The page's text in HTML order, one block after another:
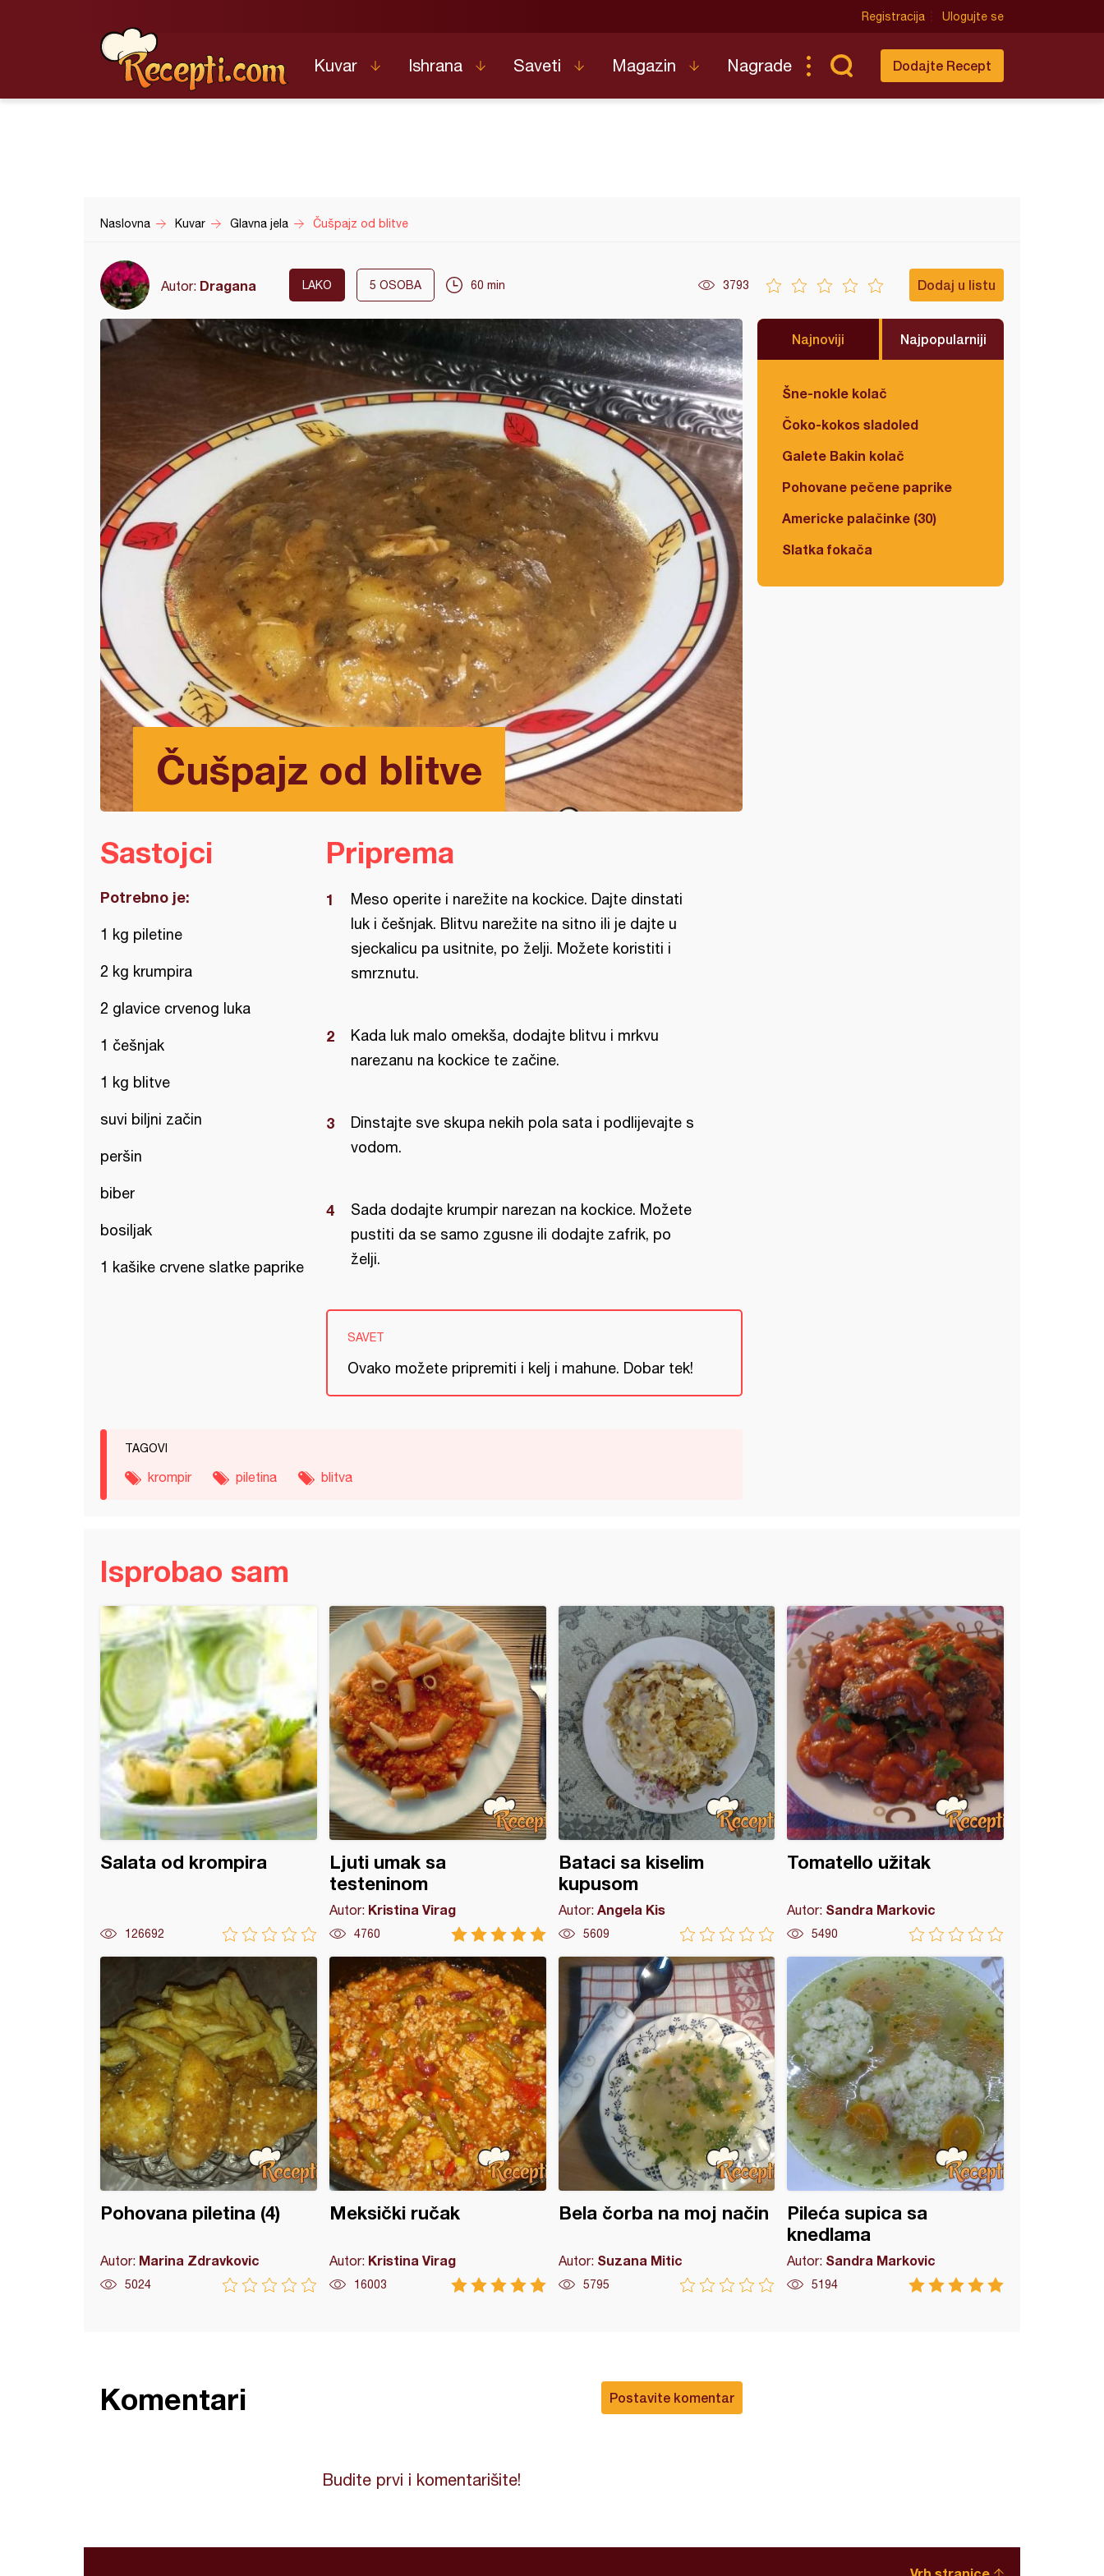
Registracija Ulogujte se
Kuvar Ishrana Saveti Magazin Nagrade Dodajte Recept
Naslovna Kuvar Glavna jela Čušpajz od blitve
Autor: Dragana LAKO 5 OSOBA 60 min 3793 Dodaj u listu
Čušpajz od blitve
Najnoviji Najpopularniji
Šne-nokle kolač
Čoko-kokos sladoled
Galete Bakin kolač
Pohovane pečene paprike
Americke palačinke (30)
Slatka fokača
Sastojci
Potrebno je:
1 kg piletine
2 kg krumpira
2 glavice crvenog luka
1 češnjak
1 kg blitve
suvi biljni začin
peršin
biber
bosiljak
1 kašike crvene slatke paprike
Priprema
Meso operite i narežite na kockice. Dajte dinstati
luk i češnjak. Blitvu narežite na sitno ili je dajte u
sjeckalicu pa usitnite, po želji. Možete koristiti i
smrznutu.
Kada luk malo omekša, dodajte blitvu i mrkvu
narezanu na kockice te začine.
Dinstajte sve skupa nekih pola sata i podlijevajte s
vodom.
Sada dodajte krumpir narezan na kockice. Možete
pustiti da se samo zgusne ili dodajte zafrik, po
želji.
SAVET
Ovako možete pripremiti i kelj i mahune. Dobar tek!
TAGOVI
krompir piletina blitva
Isprobao sam
Salata od krompira
126692
Ljuti umak sa
testeninom
Autor: Kristina Virag
4760
Bataci sa kiselim
kupusom
Autor: Angela Kis
5609
Tomatello užitak
Autor: Sandra Markovic
5490
Pohovana piletina (4)
Autor: Marina Zdravkovic
5024
Meksički ručak
Autor: Kristina Virag
16003
Bela čorba na moj način
Autor: Suzana Mitic
5795
Pileća supica sa
knedlama
Autor: Sandra Markovic
5194
supica sa knedlama
Postavite komentar
Komentari
Budite prvi i komentarišite!